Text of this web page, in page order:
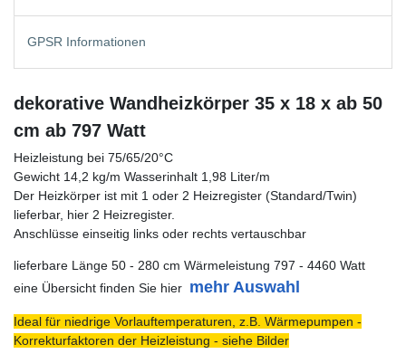
GPSR Informationen
dekorative Wandheizkörper 35 x 18 x ab 50
cm ab 797 Watt
Heizleistung bei 75/65/20°C
Gewicht 14,2 kg/m Wasserinhalt 1,98 Liter/m
Der Heizkörper ist mit 1 oder 2 Heizregister (Standard/Twin)
lieferbar, hier 2 Heizregister.
Anschlüsse einseitig links oder rechts vertauschbar
lieferbare Länge 50 - 280 cm Wärmeleistung 797 - 4460 Watt
eine Übersicht finden Sie hier mehr Auswahl
Ideal für niedrige Vorlauftemperaturen, z.B. Wärmepumpen -
Korrekturfaktoren der Heizleistung - siehe Bilder